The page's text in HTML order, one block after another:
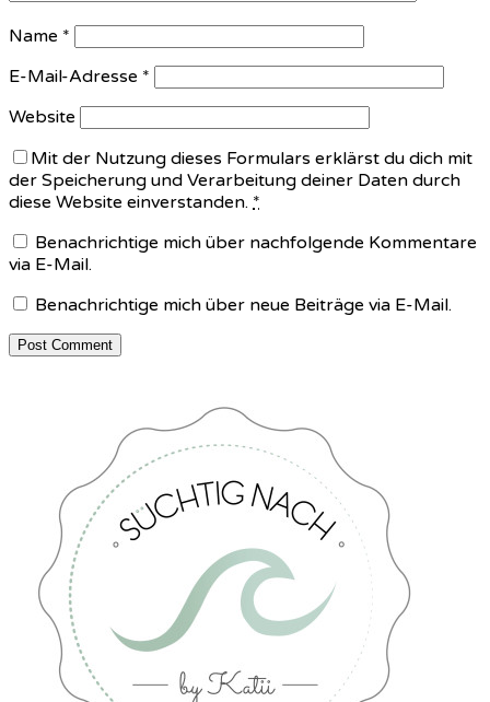
Name *
E-Mail-Adresse *
Website
Mit der Nutzung dieses Formulars erklärst du dich mit
der Speicherung und Verarbeitung deiner Daten durch
diese Website einverstanden. *
Benachrichtige mich über nachfolgende Kommentare
via E-Mail.
Benachrichtige mich über neue Beiträge via E-Mail.